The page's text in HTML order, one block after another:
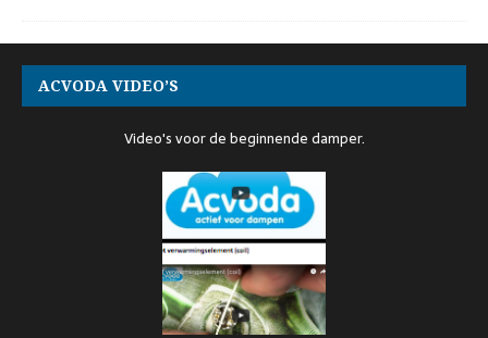
ACVODA VIDEO’S
Video's voor de beginnende damper.